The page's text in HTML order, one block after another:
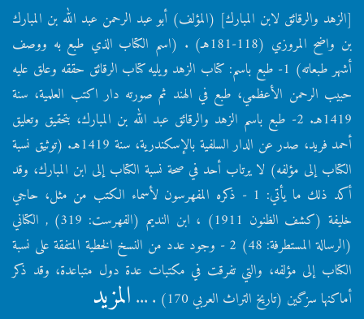
[الزهد والرقائق لابن المبارك] (المؤلف) أبو عبد الرحمن عبد الله بن المبارك
بن واضح المروزي (118-181هـ) . (اسم الكتاب الذي طبع به ووصف
أشهر طبعاته) 1- طبع باسم: كتاب الزهد ويليه كتاب الرقائق حققه وعلق عليه
حبيب الرحمن الأعظمي، طبع في الهند ثم صورته دار اكتب العلمية، سنة
1419هـ. 2- طبع باسم الزهد والرقائق عبد الله بن المبارك، بتحقيق وتعليق
أحمد فريد، صدر عن الدار السلفية بالإسكندرية، سنة 1419هـ. (توثيق نسبة
الكتاب إلى مؤلفه) لا يرتاب أحد في صحة نسبة الكتاب إلى ابن المبارك، وقد
أكد ذلك ما يأتي: 1 - ذكره المفهرسون لأسماء الكتب من مثل، حاجي
خليفة (كشف الظنون 1911) ، ابن النديم (الفهرست: 319) , الكتاني
(الرسالة المستطرفة: 48) 2 - وجود عدد من النسخ الخطية المتفقة على نسبة
الكتاب إلى مؤلفه، والتي تفرقت في مكتبات عدة دول متباعدة، وقد ذكر
أماكنها سزگين (تاريخ التراث العربي 170) . ...
المزيد